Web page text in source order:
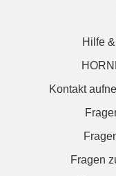
Hilfe
Kontakt
Fragen